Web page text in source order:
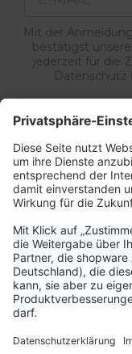
Mit der
bestätigst
jederzeit für die
Datenschutz
Service &
Unternehmen
Aktuelle Themen
Bestellungen &